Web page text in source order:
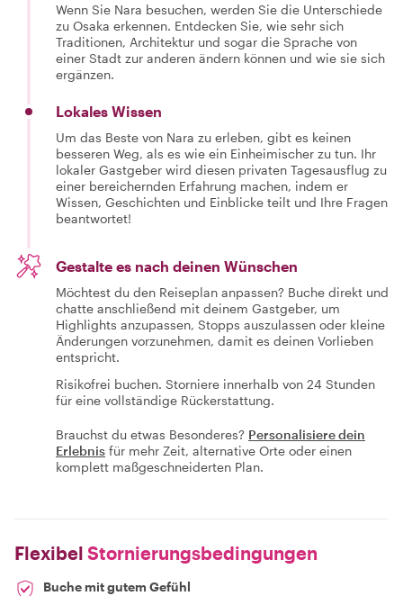
Wenn Sie Nara besuchen, werden Sie die Unterschiede
zu Osaka erkennen. Entdecken Sie, wie sehr sich
Traditionen, Architektur und sogar die Sprache von
einer Stadt zur anderen ändern können und wie sie sich
ergänzen.
Lokales Wissen
Um das Beste von Nara zu erleben, gibt es keinen
besseren Weg, als es wie ein Einheimischer zu tun. Ihr
lokaler Gastgeber wird diesen privaten Tagesausflug zu
einer bereichernden Erfahrung machen, indem er
Wissen, Geschichten und Einblicke teilt und Ihre Fragen
beantwortet!
Gestalte es nach deinen Wünschen
Möchtest du den Reiseplan anpassen? Buche direkt und
chatte anschließend mit deinem Gastgeber, um
Highlights anzupassen, Stopps auszulassen oder kleine
Änderungen vorzunehmen, damit es deinen Vorlieben
entspricht.
Risikofrei buchen. Storniere innerhalb von 24 Stunden
für eine vollständige Rückerstattung.
Brauchst du etwas Besonderes? Personalisiere dein
Erlebnis für mehr Zeit, alternative Orte oder einen
komplett maßgeschneiderten Plan.
Flexibel Stornierungsbedingungen
Buche mit gutem Gefühl